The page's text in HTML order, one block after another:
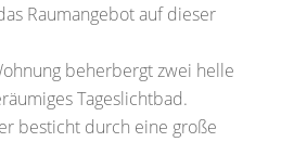
Raumangebot auf dieser
beherbergt zwei helle
Tageslichtbad.
besticht durch eine große